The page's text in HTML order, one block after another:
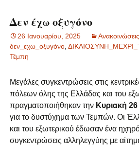
Δεν έχω οξυγόνο
26 Ιανουαρίου, 2025
Ανακοινώσεις
δεν_εχω_οξυγόνο
Τέμπη
Μεγάλες συγκεντρώσεις στις
πόλεων όλης της Ελλάδας και του
πραγματοποιήθηκαν την Κυριακή
για το δυστύχημα των Τεμπών. Οι
και του εξωτερικού έδωσαν ένα
συγκεντρώσεις αλληλεγγύης με